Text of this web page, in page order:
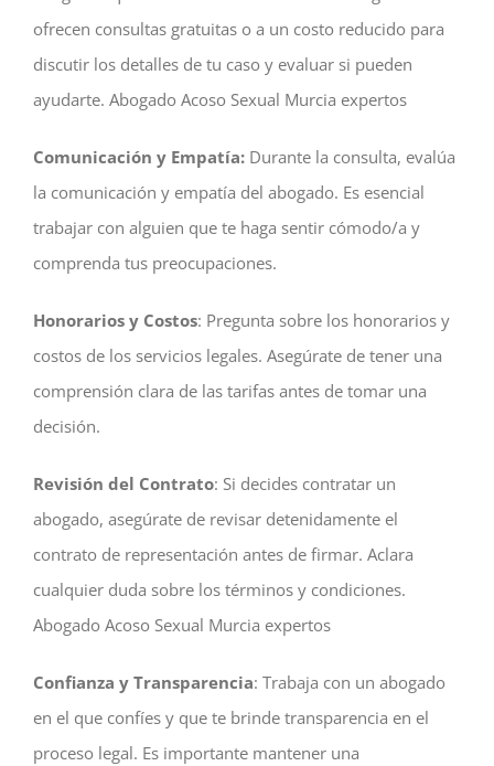
ofrecen consultas gratuitas o a un costo reducido para
discutir los detalles de tu caso y evaluar si pueden
ayudarte. Abogado Acoso Sexual Murcia expertos
Comunicación y Empatía:Durante la consulta, evalúa
la comunicación y empatía del abogado. Es esencial
trabajar con alguien que te haga sentir cómodo/a y
comprenda tus preocupaciones.
Honorarios y Costos: Pregunta sobre los honorarios y
costos de los servicios legales. Asegúrate de tener una
comprensión clara de las tarifas antes de tomar una
decisión.
Revisión del Contrato: Si decides contratar un
abogado, asegúrate de revisar detenidamente el
contrato de representación antes de firmar. Aclara
cualquier duda sobre los términos y condiciones.
Abogado Acoso Sexual Murcia expertos
Confianza y Transparencia: Trabaja con un abogado
en el que confíes y que te brinde transparencia en el
proceso legal. Es importante mantener una